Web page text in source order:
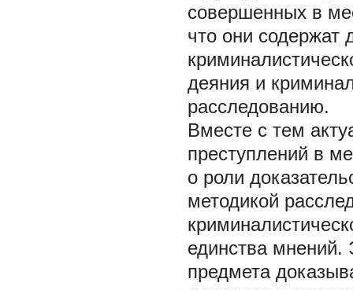
совершенных в
что они
деяния и
расследованию.
Вместе с тем
преступлений в
о роли
методикой
единства мнений.
предмета